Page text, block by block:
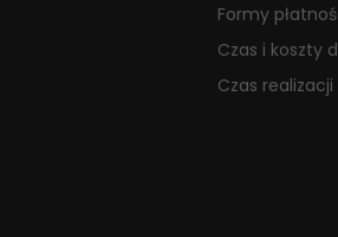
Formy
Czas i koszty
Czas